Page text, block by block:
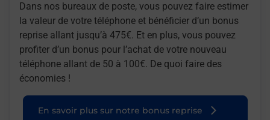
Dans nos bureaux de poste, vous pouvez faire estimer
la valeur de votre téléphone et bénéficier d’un bonus
reprise allant jusqu’à 475€. Et en plus, vous pouvez
profiter d’un bonus pour l’achat de votre nouveau
téléphone allant de 50 à 100€. De quoi faire des
économies !
En savoir plus sur notre bonus reprise